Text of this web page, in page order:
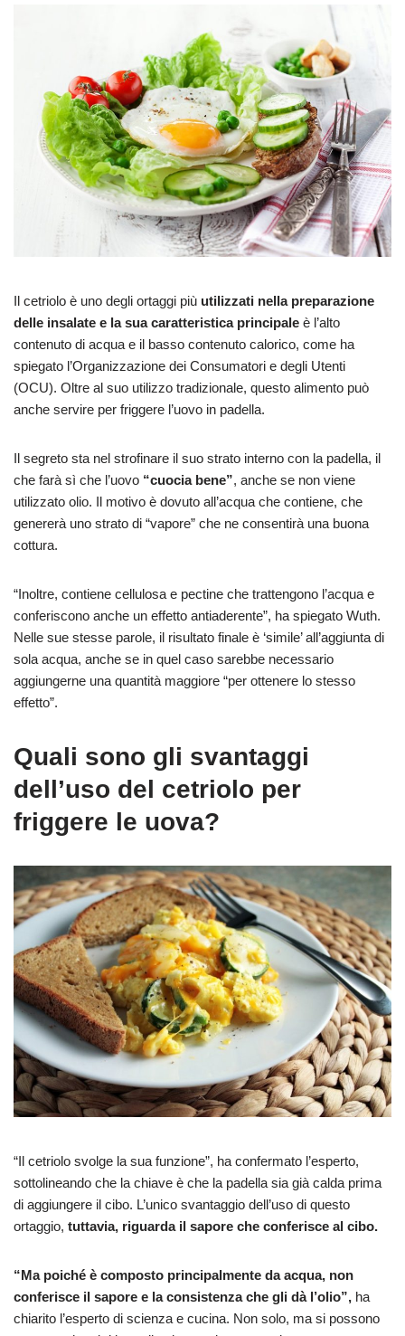
Il cetriolo è uno degli ortaggi più utilizzati nella preparazione
delle insalate e la sua caratteristica principale è l’alto
contenuto di acqua e il basso contenuto calorico, come ha
spiegato l’Organizzazione dei Consumatori e degli Utenti
(OCU). Oltre al suo utilizzo tradizionale, questo alimento può
anche servire per friggere l’uovo in padella.
Il segreto sta nel strofinare il suo strato interno con la padella, il
che farà sì che l’uovo “cuocia bene”, anche se non viene
utilizzato olio. Il motivo è dovuto all’acqua che contiene, che
genererà uno strato di “vapore” che ne consentirà una buona
cottura.
“Inoltre, contiene cellulosa e pectine che trattengono l’acqua e
conferiscono anche un effetto antiaderente”, ha spiegato Wuth.
Nelle sue stesse parole, il risultato finale è ‘simile’ all’aggiunta di
sola acqua, anche se in quel caso sarebbe necessario
aggiungerne una quantità maggiore “per ottenere lo stesso
effetto”.
Quali sono gli svantaggi
dell’uso del cetriolo per
friggere le uova?
“Il cetriolo svolge la sua funzione”, ha confermato l’esperto,
sottolineando che la chiave è che la padella sia già calda prima
di aggiungere il cibo. L’unico svantaggio dell’uso di questo
ortaggio, tuttavia, riguarda il sapore che conferisce al cibo.
“Ma poiché è composto principalmente da acqua, non
conferisce il sapore e la consistenza che gli dà l’olio”, ha
chiarito l’esperto di scienza e cucina. Non solo, ma si possono